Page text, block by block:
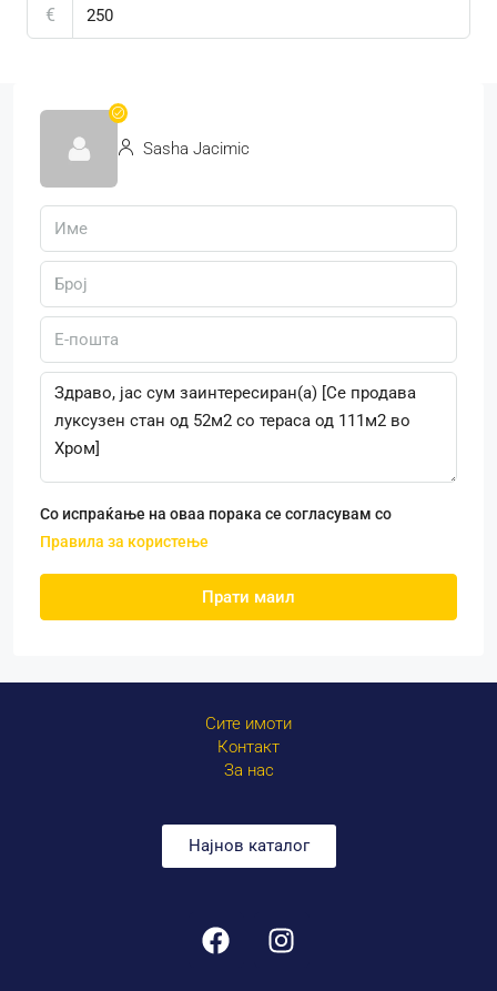
€
Sasha Jacimic
Со испраќање на оваа порака се согласувам со
Правила за користење
Прати маил
Сите имоти
Контакт
За нас
Најнов каталог